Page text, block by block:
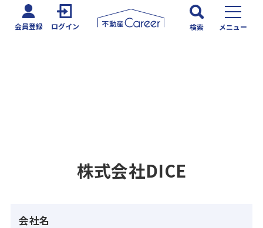
会員登録 ログイン 検索 メニュー
株式会社DICE
会社名